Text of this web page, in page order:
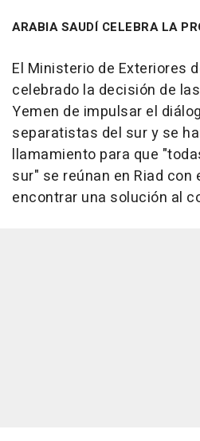
ARABIA SAUDÍ CELEBRA LA
El Ministerio de Exteriores
celebrado la decisión de
Yemen de impulsar el
separatistas del sur y se
llamamiento para que
sur" se reúnan en Riad con
encontrar una solución al